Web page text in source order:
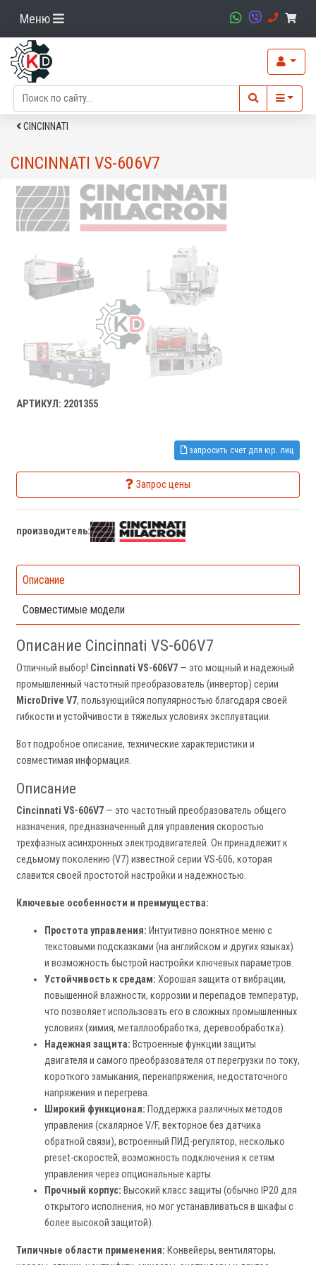
Меню
CINCINNATI
CINCINNATI VS-606V7
АРТИКУЛ: 2201355
запросить счет для юр. лиц
Запрос цены
производитель:
Описание
Совместимые модели
Описание Cincinnati VS-606V7
Отличный выбор! Cincinnati VS-606V7 — это мощный и надежный
промышленный частотный преобразователь (инвертор) серии
MicroDrive V7, пользующийся популярностью благодаря своей
гибкости и устойчивости в тяжелых условиях эксплуатации.
Вот подробное описание, технические характеристики и
совместимая информация.
Описание
Cincinnati VS-606V7 — это частотный преобразователь общего
назначения, предназначенный для управления скоростью
трехфазных асинхронных электродвигателей. Он принадлежит к
седьмому поколению (V7) известной серии VS-606, которая
славится своей простотой настройки и надежностью.
Ключевые особенности и преимущества:
Простота управления: Интуитивно понятное меню с
текстовыми подсказками (на английском и других языках)
и возможность быстрой настройки ключевых параметров.
Устойчивость к средам: Хорошая защита от вибрации,
повышенной влажности, коррозии и перепадов температур,
что позволяет использовать его в сложных промышленных
условиях (химия, металлообработка, деревообработка).
Надежная защита: Встроенные функции защиты
двигателя и самого преобразователя от перегрузки по току,
короткого замыкания, перенапряжения, недостаточного
напряжения и перегрева.
Широкий функционал: Поддержка различных методов
управления (скалярное V/F, векторное без датчика
обратной связи), встроенный ПИД-регулятор, несколько
preset-скоростей, возможность подключения к сетям
управления через опциональные карты.
Прочный корпус: Высокий класс защиты (обычно IP20 для
открытого исполнения, но мог устанавливаться в шкафы с
более высокой защитой).
Типичные области применения: Конвейеры, вентиляторы,